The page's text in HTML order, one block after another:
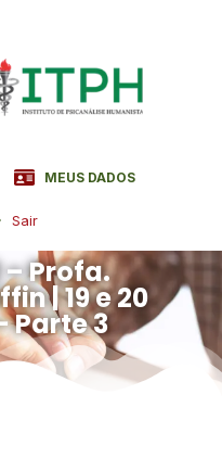
MEUS DADOS
Sair
Profa.
| 19 e 20
Parte 3